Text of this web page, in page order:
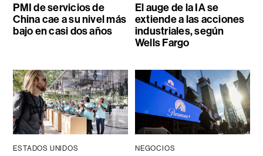
PMI de servicios de
China cae a su nivel más
bajo en casi dos años
El auge de la IA se
extiende a las acciones
industriales, según
Wells Fargo
ESTADOS UNIDOS NEGOCIOS